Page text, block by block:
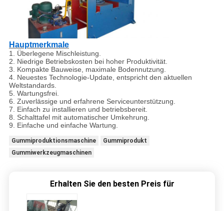
Hauptmerkmale
1. Überlegene Mischleistung.
2. Niedrige Betriebskosten bei hoher Produktivität.
3. Kompakte Bauweise, maximale Bodennutzung.
4. Neuestes Technologie-Update, entspricht den aktuellen
Weltstandards.
5. Wartungsfrei.
6. Zuverlässige und erfahrene Serviceunterstützung.
7. Einfach zu installieren und betriebsbereit.
8. Schalttafel mit automatischer Umkehrung.
9. Einfache und einfache Wartung.
Gummiproduktionsmaschine
Gummiprodukt
Gummiwerkzeugmaschinen
Erhalten Sie den besten Preis für